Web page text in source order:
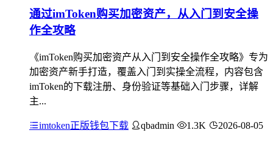
通过imToken购买加密资产，从入门到安全操
作全攻略
《imToken购买加密资产从入门到安全操作全攻略》专为
加密资产新手打造，覆盖入门到实操全流程，内容包含
imToken的下载注册、身份验证等基础入门步骤，详解
主...
imtoken正版钱包下载 qbadmin 1.3K 2026-08-05